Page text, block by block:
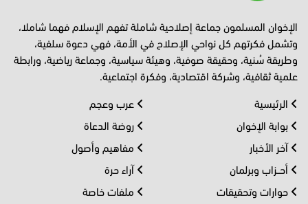
الإخوان المسلمون جماعة إصلاحية شاملة تفهم الإسلام فهما شاملا،
وتشمل فكرتهم كل نواحي الإصلاح في الأمة، فهي دعوة سلفية،
وطريقة سُنية، وحقيقة صوفية، وهيئة سياسية، وجماعة رياضية، ورابطة
علمية ثقافية، وشركة اقتصادية، وفكرة اجتماعية.
الرئيسية
بوابة الإخوان
آخر الأخبار
أحــزاب وبرلمان
حوارات وتحقيقات
عرب وعجم
روضة الدعاة
مفاهيم وأصول
آراء حرة
ملفات خاصة